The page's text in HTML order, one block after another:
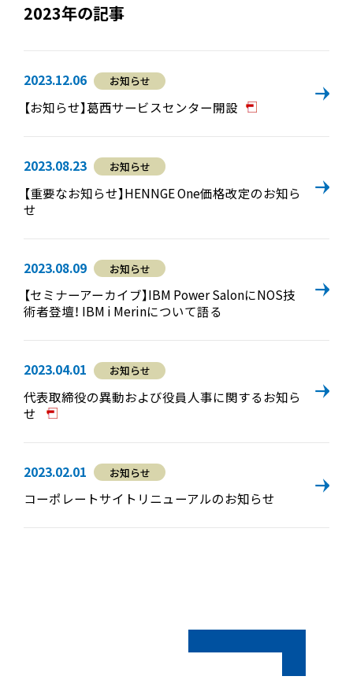
2023年の記事
2023.12.06 お知らせ
【お知らせ】葛西サービスセンター開設
2023.08.23 お知らせ
【重要なお知らせ】HENNGE One価格改定のお知ら
せ
2023.08.09 お知らせ
【セミナーアーカイブ】IBM Power SalonにNOS技
術者登壇！ IBM i Merinについて語る
2023.04.01 お知らせ
代表取締役の異動および役員人事に関するお知ら
せ
2023.02.01 お知らせ
コーポレートサイトリニューアルのお知らせ